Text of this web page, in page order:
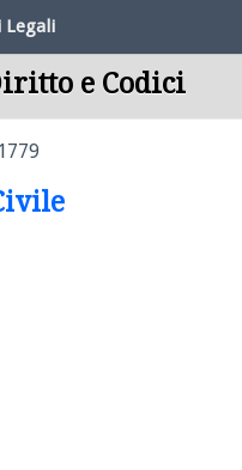
Legali
e Codici